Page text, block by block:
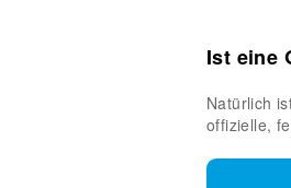
Ist eine
Natürlich
offizielle,